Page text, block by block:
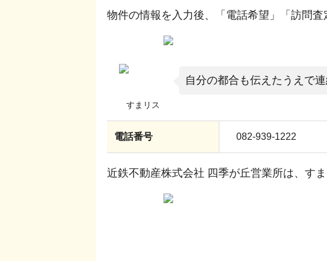
物件の情報を入力後、「電話希望」「訪問
自分の都合も伝えたうえで
電話番号 082-939-1222
近鉄不動産株式会社 四季が丘営業所は、す